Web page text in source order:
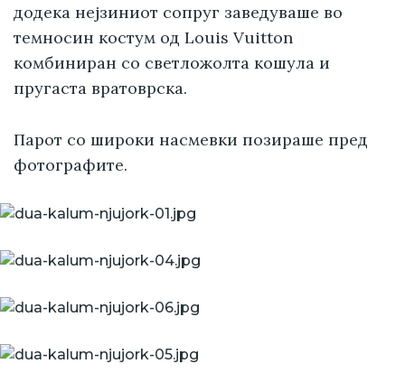
додека нејзиниот сопруг заведуваше во
темносин костум од Louis Vuitton
комбиниран со светложолта кошула и
пругаста вратоврска.
Парот со широки насмевки позираше пред
фотографите.